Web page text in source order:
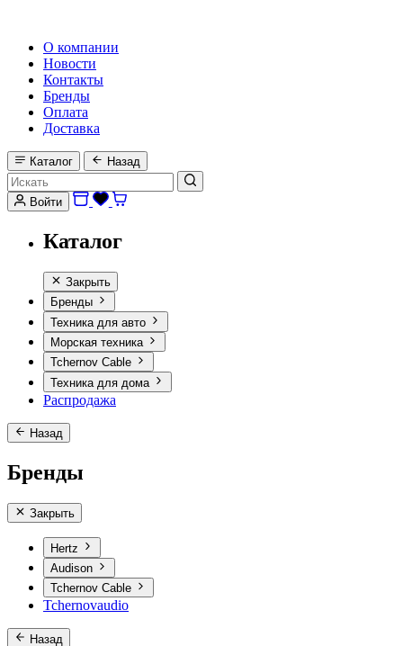
О компании
Новости
Контакты
Бренды
Оплата
Доставка
Каталог Назад
Войти
Каталог
Закрыть
Бренды
Техника для авто
Морская техника
Tchernov Cable
Техника для дома
Распродажа
Назад
Бренды
Закрыть
Hertz
Audison
Tchernov Cable
Tchernovaudio
Назад